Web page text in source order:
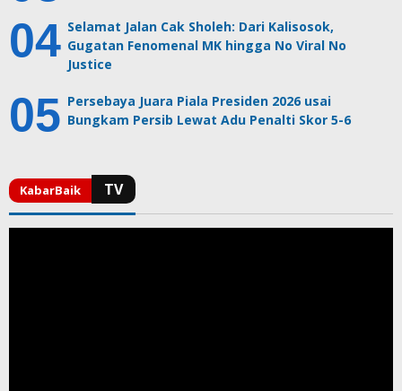
Selamat Jalan Cak Sholeh: Dari Kalisosok,
Gugatan Fenomenal MK hingga No Viral No
Justice
Persebaya Juara Piala Presiden 2026 usai
Bungkam Persib Lewat Adu Penalti Skor 5-6